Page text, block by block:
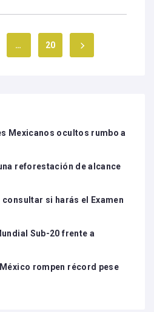
… 20
Mexicanos ocultos rumbo a
reforestación de alcance
consultar si harás el Examen
Sub-20 frente a
rompen récord pese